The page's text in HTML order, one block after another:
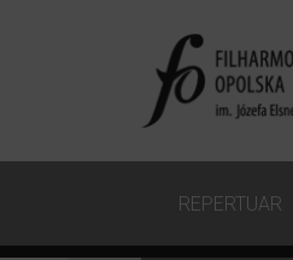
REPERTUAR